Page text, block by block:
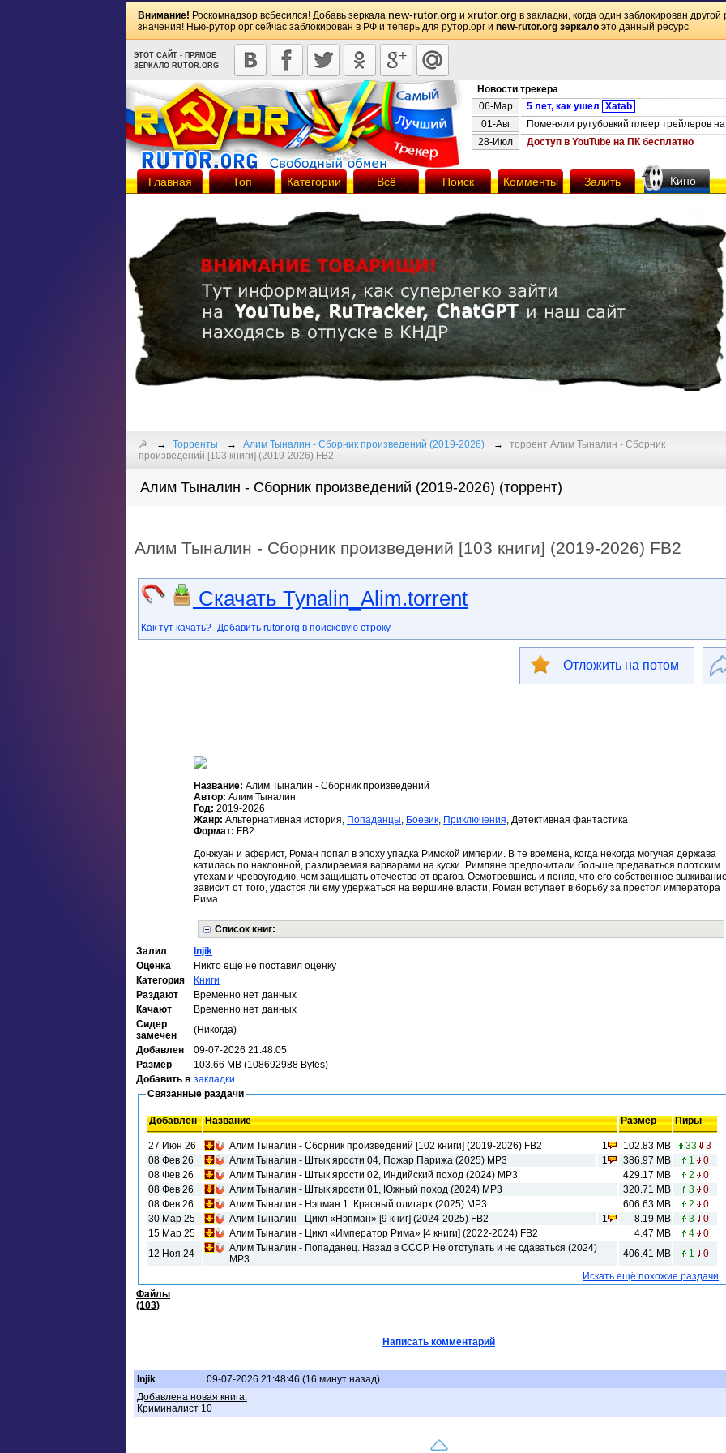
Внимание! Роскомнадзор всбесился! Добавь зеркала new-rutor.org и xrutor.org в закладки, когда один заблокирован
значения! Нью-рутор.орг сейчас заблокирован в РФ и теперь для рутор.орг и new-rutor.org зеркало это данный ресурс
ЭТОТ САЙТ - ПРЯМОЕ
ЗЕРКАЛО RUTOR.ORG
Новости трекера
06-Мар
5 лет, как ушел Xatab
01-Авг
Поменяли рутубовкий плеер трейлеров
28-Июл
Доступ в YouTube на ПК бесплатно
Главная Топ Категории Всё Поиск Комменты Залить Кино
☭ Торренты Алим Тыналин - Сборник произведений (2019-2026)
торрент Алим Тыналин - Сборник
произведений [103 книги] (2019-2026) FB2
Алим Тыналин - Сборник произведений (2019-2026) (торрент)
Алим Тыналин - Сборник произведений [103 книги] (2019-2026) FB2
Скачать Tynalin_Alim.torrent
Как тут качать? Добавить rutor.org в поисковую строку
Отложить на потом
Название: Алим Тыналин - Сборник произведений
Автор: Алим Тыналин
Год: 2019-2026
Жанр: Альтернативная история, Попаданцы, Боевик, Приключения, Детективная фантастика
Формат: FB2
Донжуан и аферист, Роман попал в эпоху упадка Римской империи. В те времена, когда некогда могучая держава
катилась по наклонной, раздираемая варварами на куски. Римляне предпочитали больше предаваться плотским
утехам и чревоугодию, чем защищать отечество от врагов. Осмотревшись и поняв, что его собственное
зависит от того, удастся ли ему удержаться на вершине власти, Роман вступает в борьбу за престол императора
Рима.
Список книг:
Залил
Injik
Оценка
Никто ещё не поставил оценку
Категория
Книги
Раздают
Временно нет данных
Качают
Временно нет данных
Сидер
замечен
(Никогда)
Добавлен
09-07-2026 21:48:05
Размер
103.66 MB (108692988 Bytes)
Добавить в закладки
Связанные раздачи
Добавлен Название Размер Пиры
27 Июн 26 Алим Тыналин - Сборник произведений [102 книги] (2019-2026) FB2 1 102.83 MB 33
3
08 Фев 26
Алим Тыналин - Штык ярости 04, Пожар Парижа (2025) МР3 1 386.97 MB 1
0
08 Фев 26
Алим Тыналин - Штык ярости 02, Индийский поход (2024) МР3 429.17 MB 2
0
08 Фев 26
Алим Тыналин - Штык ярости 01, Южный поход (2024) МР3 320.71 MB 3
0
08 Фев 26
Алим Тыналин - Нэпман 1: Красный олигарх (2025) МР3 606.63 MB 2
0
30 Мар 25
Алим Тыналин - Цикл «Нэпман» [9 книг] (2024-2025) FB2 1 8.19 MB 3
0
15 Мар 25
Алим Тыналин - Цикл «Император Рима» [4 книги] (2022-2024) FB2 4.47 MB 4 0
12 Ноя 24
Алим Тыналин - Попаданец. Назад в СССР. Не отступать и не сдаваться (2024)
МР3
406.41 MB 1
0
Искать ещё похожие раздачи
Файлы
(103)
Написать комментарий
Injik
09-07-2026 21:48:46 (16 минут назад)
Добавлена новая книга:
Криминалист 10